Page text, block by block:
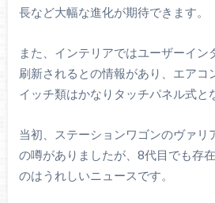
長など大幅な進化が期待できます。
また、インテリアではユーザーイン
刷新されるとの情報があり、エアコ
イッチ類はかなりタッチパネル式と
当初、ステーションワゴンのヴァリ
の噂がありましたが、8代目でも存
のはうれしいニュースです。